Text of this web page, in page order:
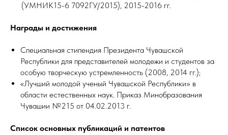
(УМНИК15-6 7092ГУ/2015), 2015-2016 гг.
Награды и достижения
Специальная стипендия Президента Чувашской
Республики для представителей молодежи и студентов за
особую творческую устремленность (2008, 2014 гг.);
«Лучший молодой ученый Чувашской Республики» в
области естественных наук. Приказ Минобразования
Чувашии №215 от 04.02.2013 г.
Список основных публикаций и патентов